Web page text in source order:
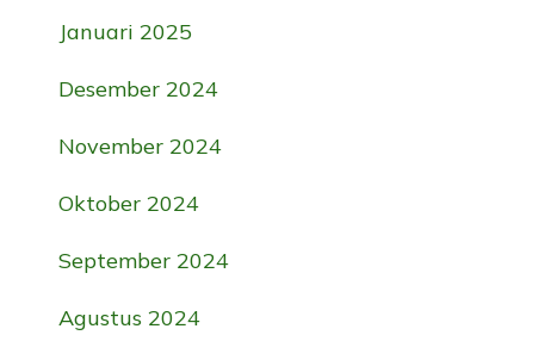
Januari 2025
Desember 2024
November 2024
Oktober 2024
September 2024
Agustus 2024